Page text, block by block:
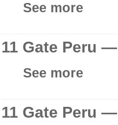
See more
11 Gate Peru
See more
11 Gate Peru